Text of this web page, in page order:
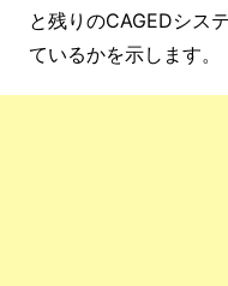
と残りのCAGEDシス
ているかを示します。